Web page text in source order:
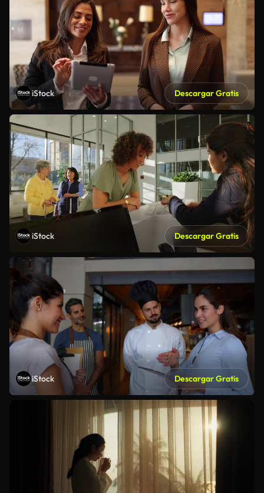
iStock Descargar Gratis
iStock Descargar Gratis
iStock Descargar Gratis